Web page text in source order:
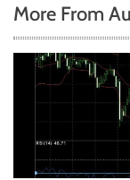
More From